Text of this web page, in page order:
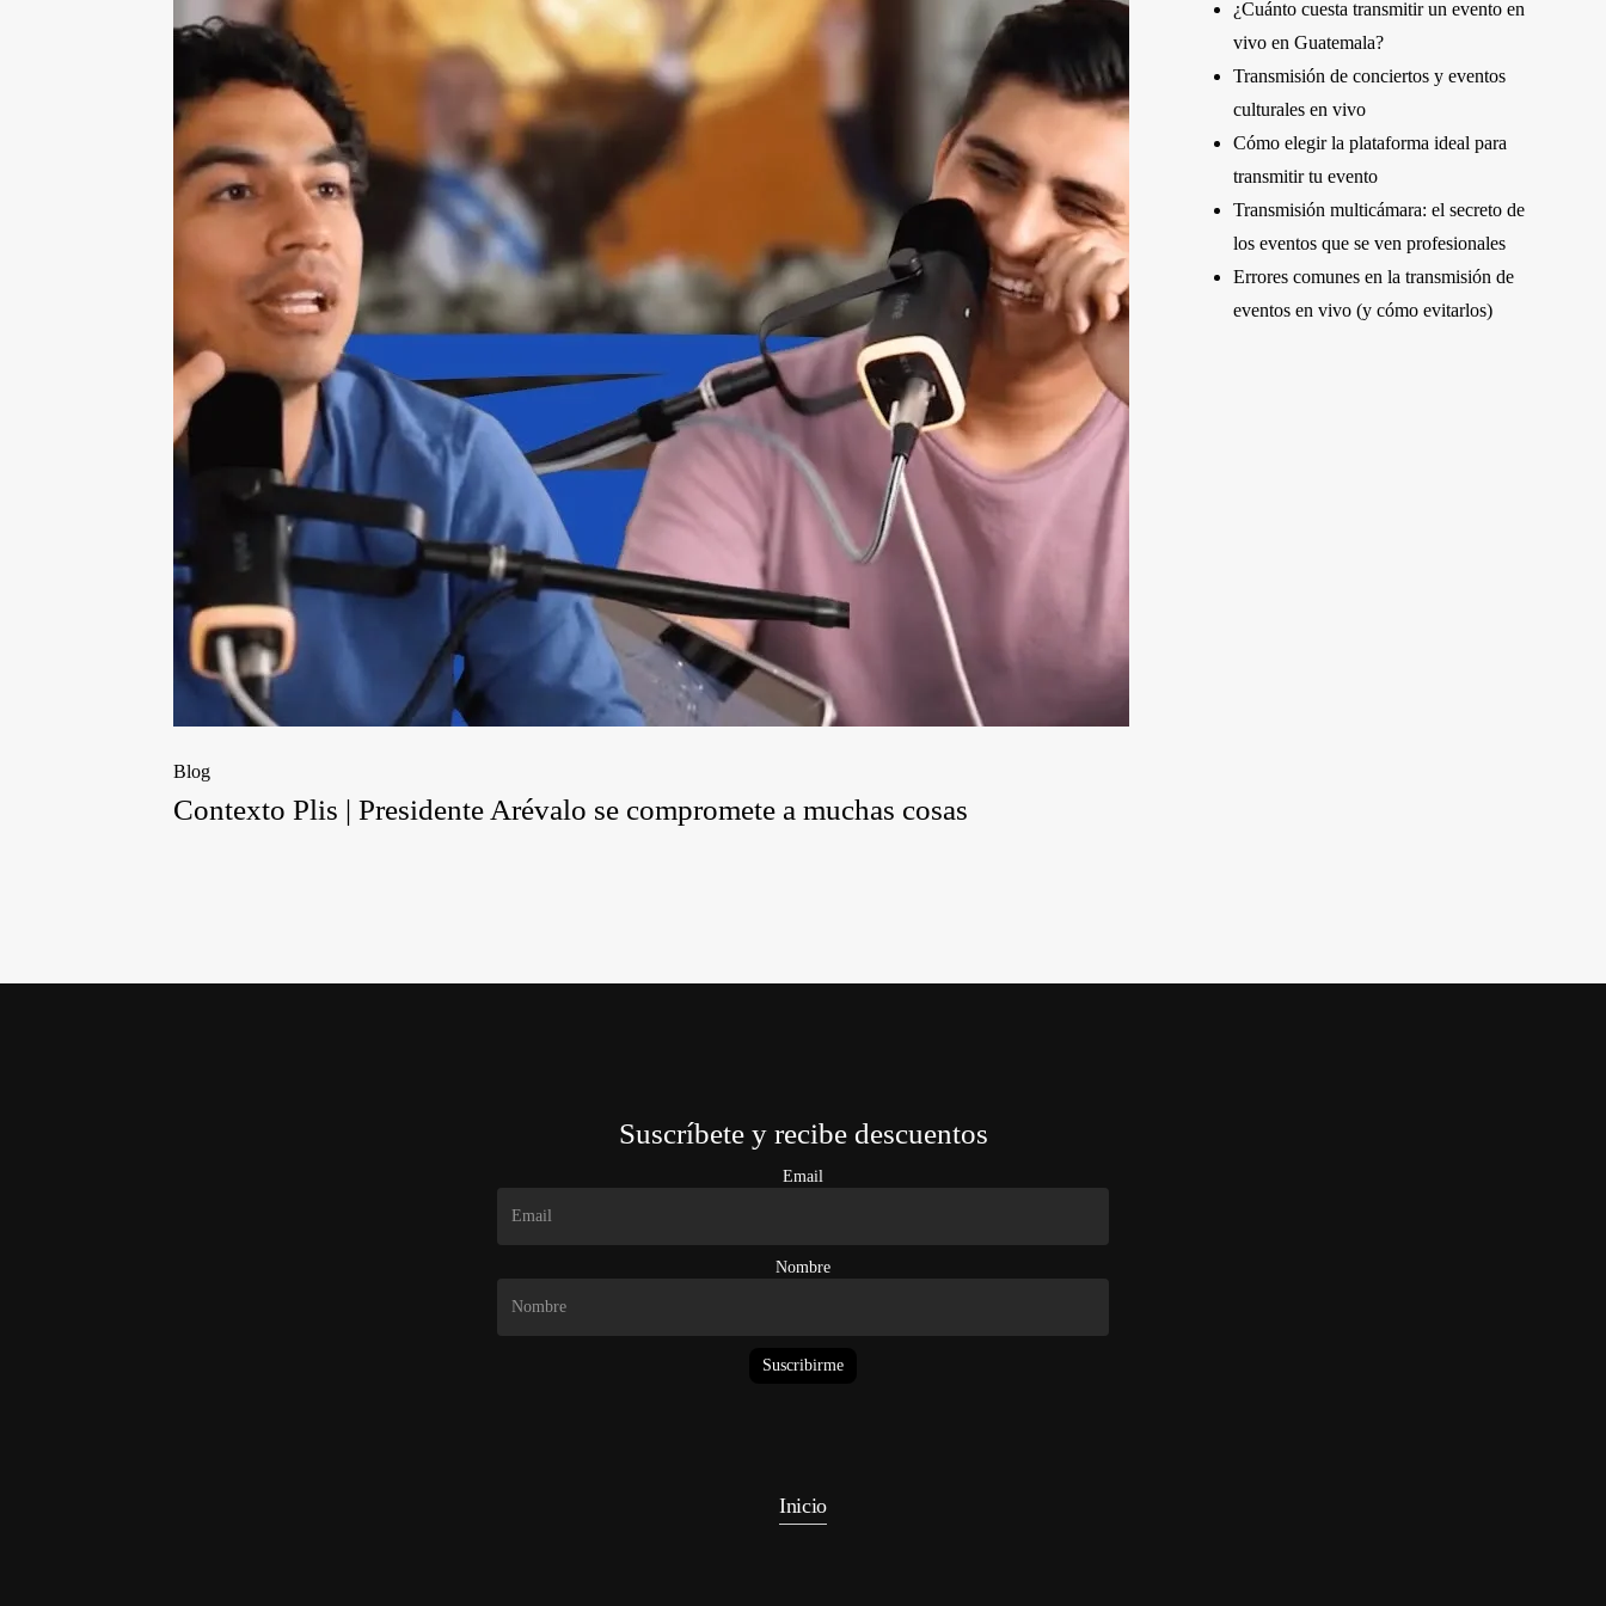
Blog
Contexto Plis | Presidente Arévalo se compromete a muchas cosas
¿Cuánto cuesta transmitir un evento en
vivo en Guatemala?
Transmisión de conciertos y eventos
culturales en vivo
Cómo elegir la plataforma ideal para
transmitir tu evento
Transmisión multicámara: el secreto de
los eventos que se ven profesionales
Errores comunes en la transmisión de
eventos en vivo (y cómo evitarlos)
Suscríbete y recibe descuentos
Email
Nombre
Suscribirme
Inicio